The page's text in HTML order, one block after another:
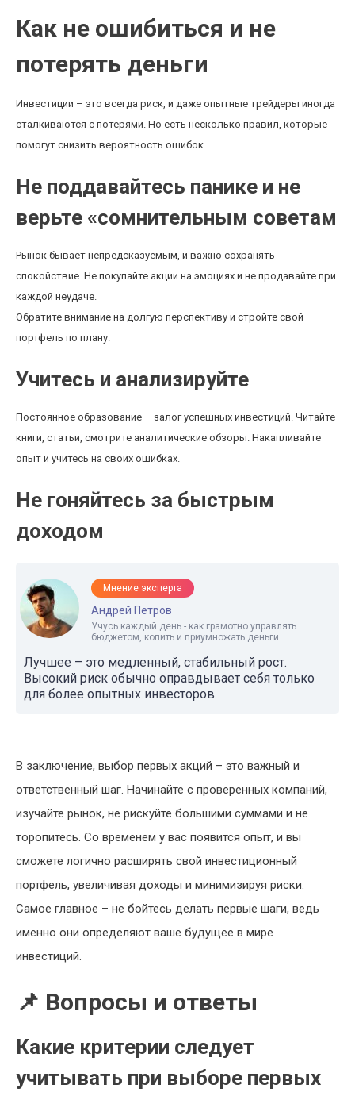
Как не ошибиться и не
потерять деньги
Инвестиции – это всегда риск, и даже опытные трейдеры иногда
сталкиваются с потерями. Но есть несколько правил, которые
помогут снизить вероятность ошибок.
Не поддавайтесь панике и не
верьте «сомнительным советам
Рынок бывает непредсказуемым, и важно сохранять
спокойствие. Не покупайте акции на эмоциях и не продавайте при
каждой неудаче.
Обратите внимание на долгую перспективу и стройте свой
портфель по плану.
Учитесь и анализируйте
Постоянное образование – залог успешных инвестиций. Читайте
книги, статьи, смотрите аналитические обзоры. Накапливайте
опыт и учитесь на своих ошибках.
Не гоняйтесь за быстрым
доходом
Мнение эксперта
Андрей Петров
Учусь каждый день - как грамотно управлять
бюджетом, копить и приумножать деньги
Лучшее – это медленный, стабильный рост.
Высокий риск обычно оправдывает себя только
для более опытных инвесторов.
В заключение, выбор первых акций – это важный и
ответственный шаг. Начинайте с проверенных компаний,
изучайте рынок, не рискуйте большими суммами и не
торопитесь. Со временем у вас появится опыт, и вы
сможете логично расширять свой инвестиционный
портфель, увеличивая доходы и минимизируя риски.
Самое главное – не бойтесь делать первые шаги, ведь
именно они определяют ваше будущее в мире
инвестиций.
📌 Вопросы и ответы
Какие критерии следует
учитывать при выборе первых